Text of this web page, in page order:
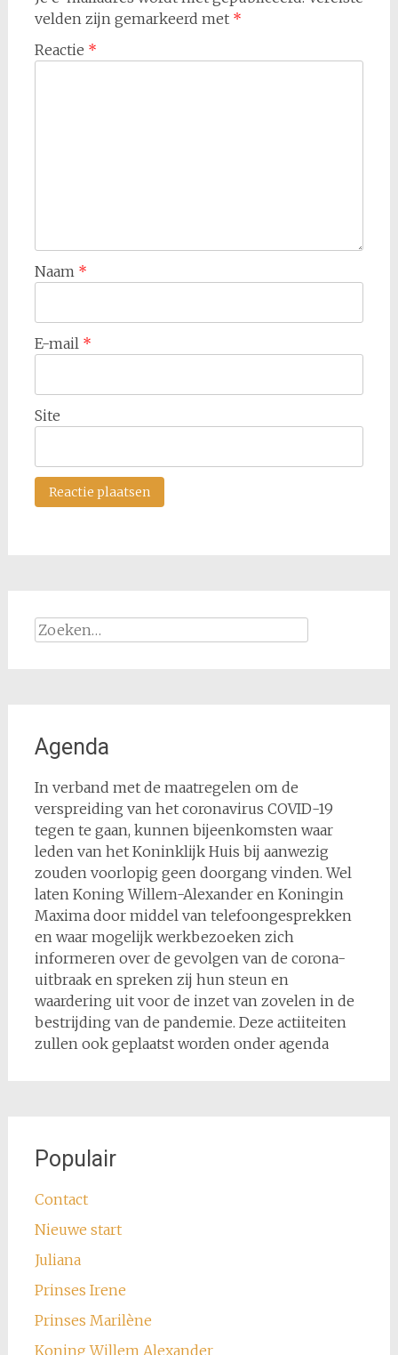
velden zijn gemarkeerd met *
Reactie *
Naam *
E-mail *
Site
Zoeken
naar:
Agenda
In verband met de maatregelen om de
verspreiding van het coronavirus COVID-19
tegen te gaan, kunnen bijeenkomsten waar
leden van het Koninklijk Huis bij aanwezig
zouden voorlopig geen doorgang vinden. Wel
laten Koning Willem-Alexander en Koningin
Maxima door middel van telefoongesprekken
en waar mogelijk werkbezoeken zich
informeren over de gevolgen van de corona-
uitbraak en spreken zij hun steun en
waardering uit voor de inzet van zovelen in de
bestrijding van de pandemie. Deze actiiteiten
zullen ook geplaatst worden onder agenda
Populair
Contact
Nieuwe start
Juliana
Prinses Irene
Prinses Marilène
Koning Willem Alexander